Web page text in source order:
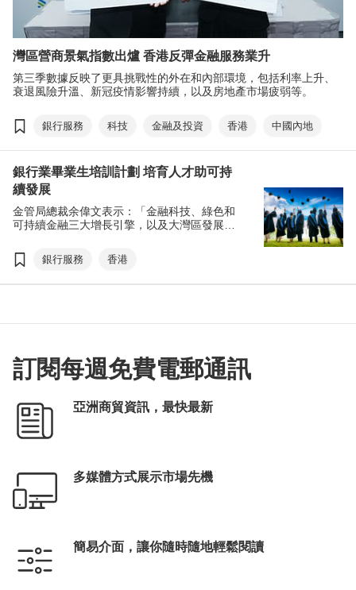
灣區營商景氣指數出爐 香港反彈金融服務業升
第三季數據反映了更具挑戰性的外在和內部環境，包括利率上升、
衰退風險升溫、新冠疫情影響持續，以及房地產市場疲弱等。
銀行服務 科技 金融及投資 香港 中國內地
銀行業畢業生培訓計劃 培育人才助可持
續發展
金管局總裁余偉文表示：「金融科技、綠色和
可持續金融三大增長引擎，以及大灣區發展為
際金融中心的競爭力，我們必須壯大人才庫來
抓緊這些機遇。」
銀行服務 香港
訂閱每週免費電郵通訊
亞洲商貿資訊，最快最新
多媒體方式展示市場先機
簡易介面，讓你隨時隨地輕鬆閱讀